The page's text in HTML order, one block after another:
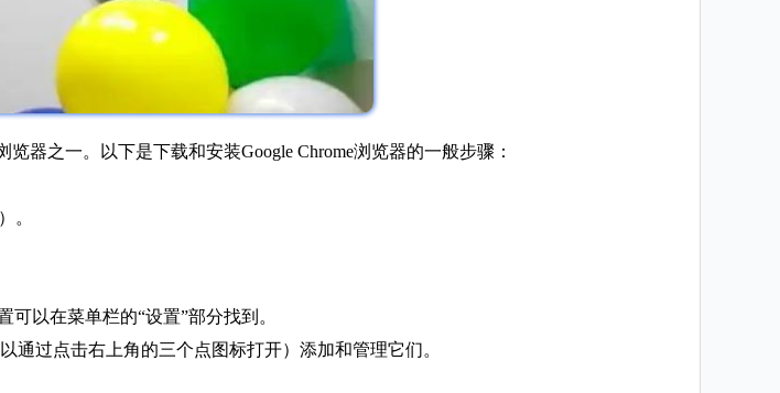
器之一。以下是下载和安装Google Chrome浏览器的一般步骤：
。
以在菜单栏的“设置”部分找到。
通过点击右上角的三个点图标打开）添加和管理它们。